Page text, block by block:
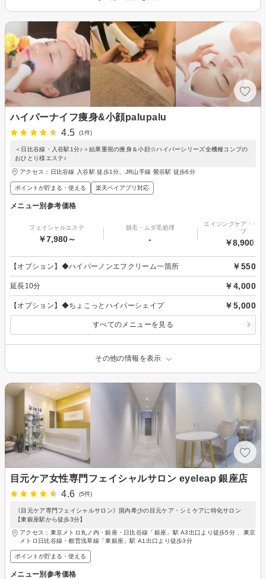
ハイパーナイフ痩身&小顔palupalu
4.5
(1件)
＜日比谷線・入谷駅1分♪＞結果重視の痩身＆小顔☆ハイパーシリーズ全機種コンプの
おひとり様エステ♪
アクセス：日比谷線 入谷駅 徒歩1分、JR山手線 鶯谷駅 徒歩6分
ポイントが貯まる・使える 楽天ペイアプリ対応
メニュー別参考価格
フェイシャルエステ
￥7,980～
脱毛・ムダ毛処理
-
エイジングケア・リ
プ
￥8,900～
【オプション】◆ハイパーノンエフクリーム一箇所 ￥550
延長10分 ￥4,000
【オプション】◆ちょこっとハイパーシェイプ ￥5,000
すべてのメニューを見る
その他の情報を表示
目元ケア女性専門フェイシャルサロン eyeleap 銀座店
4.6
(5件)
《目元ケア専門フェイシャルサロン》国内希少の目元ケア・シミケアに特化サロン
【東銀座駅から徒歩3分】
アクセス：東京メトロ丸ノ内・銀座・日比谷線「銀座」駅 A3出口より徒歩5分 、東京
メトロ日比谷線・都営浅草線「東銀座」駅 A1出口より徒歩3分
ポイントが貯まる・使える
メニュー別参考価格